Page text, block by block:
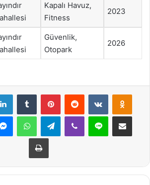
Kapalı Havuz,
Fitness
2023
Güvenlik,
Otopark
2026
LinkedInTumblr PinterestReddit VKontakte
MessengerWhatsAppTelegramViber Line E-Posta ile
Yazdır